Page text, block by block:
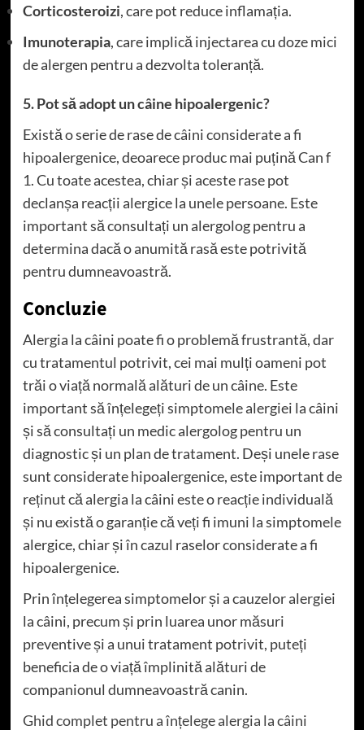
Corticosteroizi, care pot reduce inflamația.
Imunoterapia, care implică injectarea cu doze mici
de alergen pentru a dezvolta toleranță.
5. Pot să adopt un câine hipoalergenic?
Există o serie de rase de câini considerate a fi
hipoalergenice, deoarece produc mai puțină Can f
1. Cu toate acestea, chiar și aceste rase pot
declanșa reacții alergice la unele persoane. Este
important să consultați un alergolog pentru a
determina dacă o anumită rasă este potrivită
pentru dumneavoastră.
Concluzie
Alergia la câini poate fi o problemă frustrantă, dar
cu tratamentul potrivit, cei mai mulți oameni pot
trăi o viață normală alături de un câine. Este
important să înțelegeți simptomele alergiei la câini
și să consultați un medic alergolog pentru un
diagnostic și un plan de tratament. Deși unele rase
sunt considerate hipoalergenice, este important de
reținut că alergia la câini este o reacție individuală
și nu există o garanție că veți fi imuni la simptomele
alergice, chiar și în cazul raselor considerate a fi
hipoalergenice.
Prin înțelegerea simptomelor și a cauzelor alergiei
la câini, precum și prin luarea unor măsuri
preventive și a unui tratament potrivit, puteți
beneficia de o viață împlinită alături de
companionul dumneavoastră canin.
Ghid complet pentru a înțelege alergia la câini